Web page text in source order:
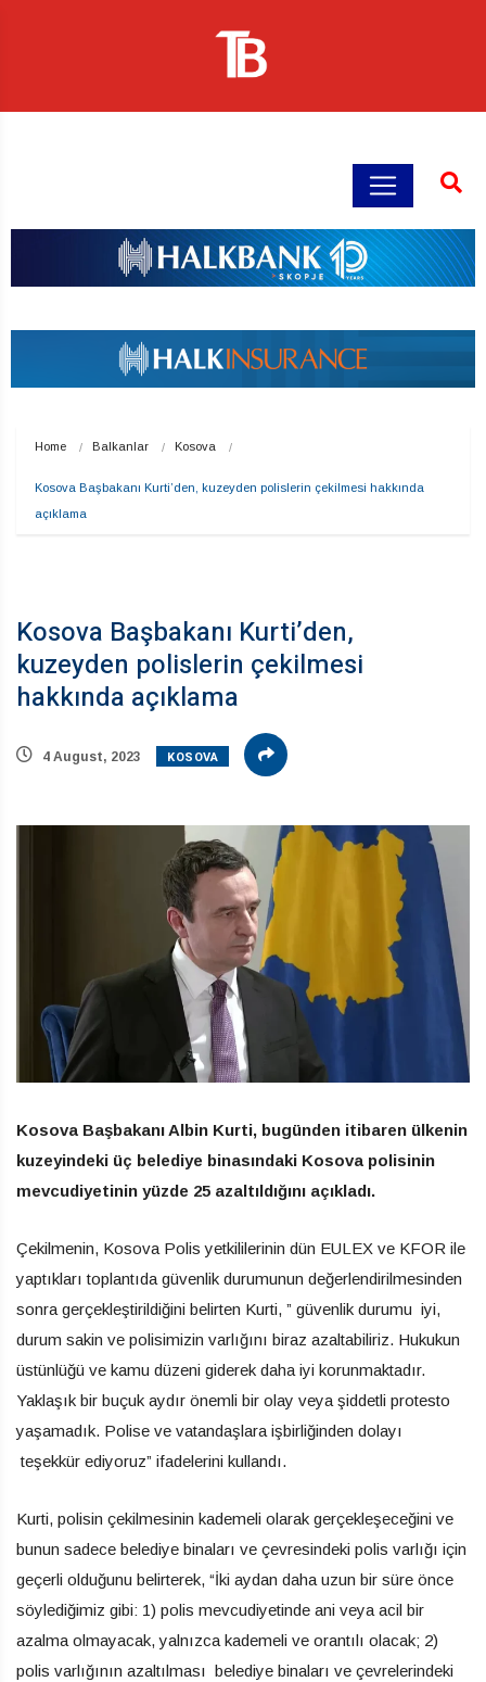
Home Balkanlar Kosova
Kosova Başbakanı Kurti’den, kuzeyden polislerin çekilmesi hakkında
açıklama
Kosova Başbakanı Kurti’den,
kuzeyden polislerin çekilmesi
hakkında açıklama
4 August, 2023 KOSOVA
Kosova Başbakanı Albin Kurti, bugünden itibaren ülkenin
kuzeyindeki üç belediye binasındaki Kosova polisinin
mevcudiyetinin yüzde 25 azaltıldığını açıkladı.
Çekilmenin, Kosova Polis yetkililerinin dün EULEX ve KFOR ile
yaptıkları toplantıda güvenlik durumunun değerlendirilmesinden
sonra gerçekleştirildiğini belirten Kurti, ” güvenlik durumu iyi,
durum sakin ve polisimizin varlığını biraz azaltabiliriz. Hukukun
üstünlüğü ve kamu düzeni giderek daha iyi korunmaktadır.
Yaklaşık bir buçuk aydır önemli bir olay veya şiddetli protesto
yaşamadık. Polise ve vatandaşlara işbirliğinden dolayı
teşekkür ediyoruz” ifadelerini kullandı.
Kurti, polisin çekilmesinin kademeli olarak gerçekleşeceğini ve
bunun sadece belediye binaları ve çevresindeki polis varlığı için
geçerli olduğunu belirterek, “İki aydan daha uzun bir süre önce
söylediğimiz gibi: 1) polis mevcudiyetinde ani veya acil bir
azalma olmayacak, yalnızca kademeli ve orantılı olacak; 2)
polis varlığının azaltılması belediye binaları ve çevrelerindeki